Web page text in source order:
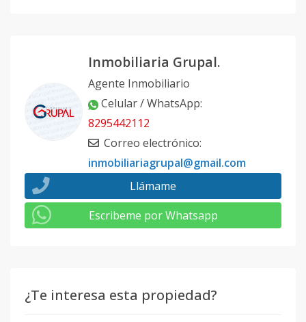
Inmobiliaria Grupal.
Agente Inmobiliario
Celular / WhatsApp:
8295442112
Correo electrónico:
inmobiliariagrupal@gmail.com
Llámame
Escribeme por Whatsapp
¿Te interesa esta propiedad?